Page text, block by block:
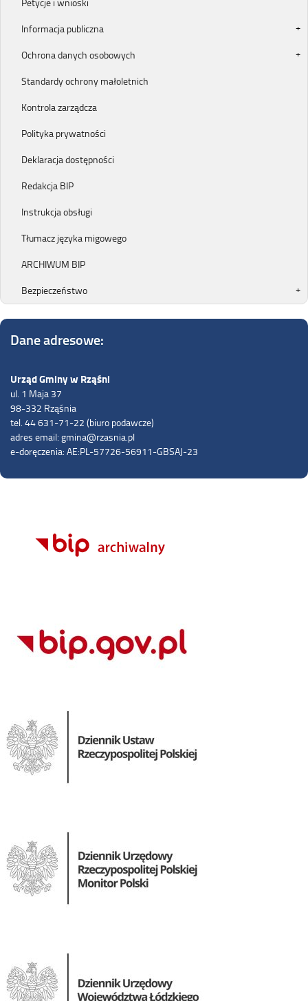
Informacja publiczna
Ochrona danych osobowych
Standardy ochrony małoletnich
Kontrola zarządcza
Polityka prywatności
Deklaracja dostępności
Redakcja BIP
Instrukcja obsługi
Tłumacz języka migowego
ARCHIWUM BIP
Bezpieczeństwo
Dane adresowe:
Urząd Gminy w Rząśni
ul. 1 Maja 37
98-332 Rząśnia
tel. 44 631-71-22 (biuro podawcze)
adres email: gmina@rzasnia.pl
e-doręczenia: AE:PL-57726-56911-GBSAJ-23